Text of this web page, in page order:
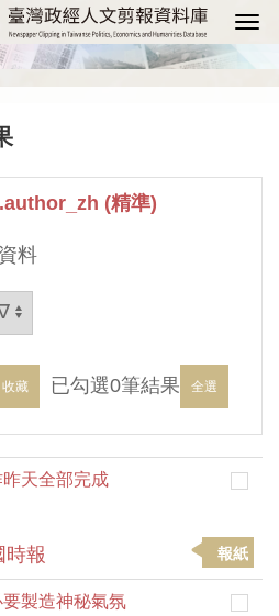
選
(精準)
料
收藏 已勾選0筆結果 全選
天全部完成
時報 報紙
製造神秘氣氛